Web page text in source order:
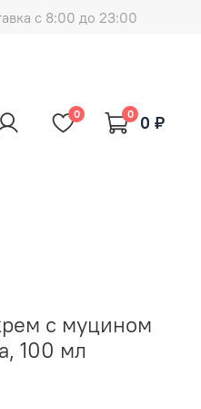
с 8:00 до 23:00
0 0 0 ₽
с муцином
100 мл